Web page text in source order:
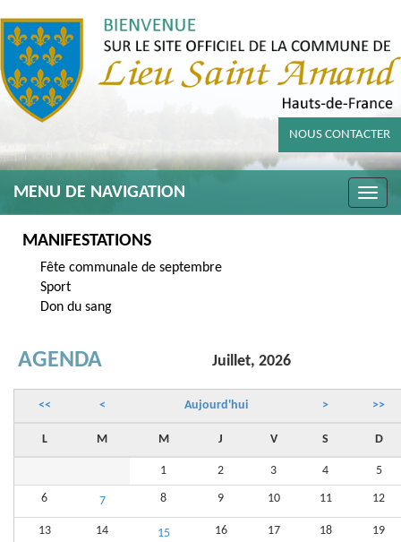
NOUS CONTACTER
Toggle
MENU DE NAVIGATION
MANIFESTATIONS
Fête communale de septembre
Sport
Don du sang
AGENDA Juillet, 2026
<< < Aujourd'hui > >>
L M M J V S D
1 2 3 4 5
6 7 8 9 10 11 12
13 14 15 16 17 18 19